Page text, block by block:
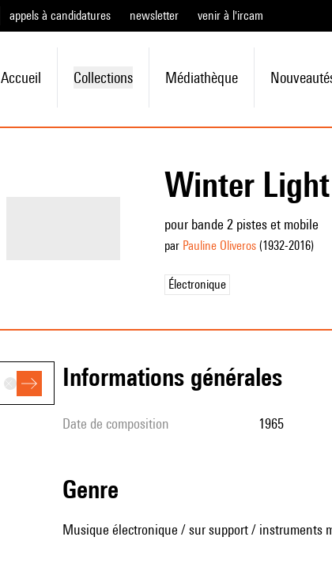
appels à candidatures newsletter venir à l'ircam
Accueil Collections Médiathèque
Winter
pour bande 2 pistes et mobile
par Pauline Oliveros(1932-2016)
Électronique
informations générales
date de composition 1965
genre
Musique électronique / sur support / instruments